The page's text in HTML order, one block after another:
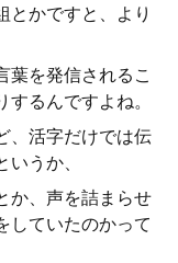
とかですと、より
葉を発信されるこ
るんですよね。
、活字だけでは伝
うか、
か、声を詰まらせ
していたのかって